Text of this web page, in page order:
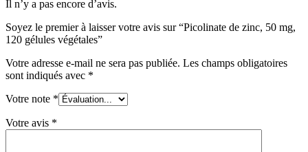
Il n’y a pas encore d’avis.
Soyez le premier à laisser votre avis sur “Picolinate de zinc, 50 mg,
120 gélules végétales”
Votre adresse e-mail ne sera pas publiée. Les champs obligatoires
sont indiqués avec *
Votre note *
Votre avis *